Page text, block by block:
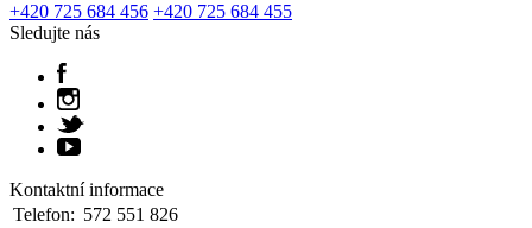
+420 725 684 456 +420 725 684 455
Sledujte nás
Kontaktní informace
Telefon: 572 551 826